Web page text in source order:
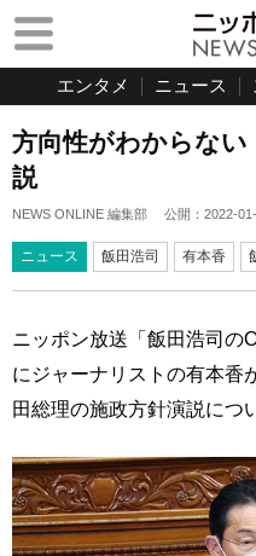
エンタメ ニュース
方向性がわからな
説
NEWS ONLINE 編集部 公開： 2022-
ニュース 飯田浩司 有本香
ニッポン放送「飯田浩司の
にジャーナリストの有本香
田総理の施政方針演説につ